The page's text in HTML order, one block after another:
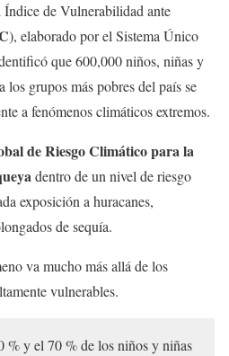
de Vulnerabilidad ante
), elaborado por el Sistema Único
que600,000 niños, niñas y
los grupos más pobres del país se
a fenómenos climáticos extremos.
de Riesgo Climático para la
dentro de un nivel de riesgo
exposición a huracanes,
de sequía.
va mucho más allá de los
vulnerables.
% y el 70 % de los niños y niñas